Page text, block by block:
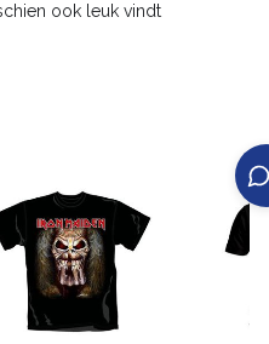
ook leuk vindt